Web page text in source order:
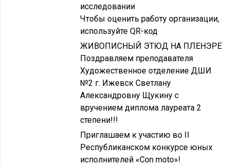
исследовании
Чтобы оценить работу организации,
используйте QR-код
ЖИВОПИСНЫЙ ЭТЮД НА ПЛЕНЭРЕ
Поздравляем преподавателя
Художественное отделение ДШИ
№2 г. Ижевск Светлану
Александровну Щукину с
вручением диплома лауреата 2
степени!!!
Приглашаем к участию во II
Республиканском конкурсе юных
исполнителей «Con moto»!